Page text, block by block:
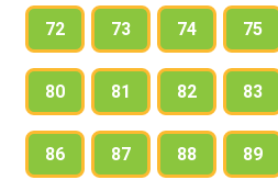
John wants to cheer him up.
Nick got from his friend
Try and understand what it
own Get-Well card to your
72 73 74 75
80 81 82 83
86 87 88 89